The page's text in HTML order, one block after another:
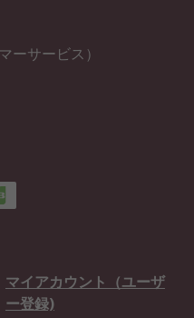
ーサービス）
マイアカウント（ユーザ
ー登録)